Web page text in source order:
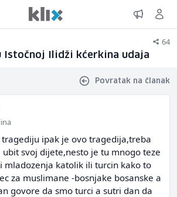
64
Istočnoj Ilidži kćerkina udaja
Povratak na članak
ipak je ovo tragedija,treba
svoj dijete,nesto je tu mnogo teze
mladozenja katolik ili turcin kako to
za muslimane -bosnjake bosanske a
govore da smo turci a sutri dan da